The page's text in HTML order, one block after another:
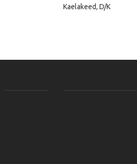
LISA KORVI
Kaelakeed, D/K